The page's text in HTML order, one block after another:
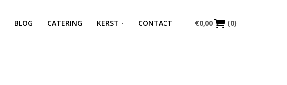
€0,00 (0)
BLOG CATERING KERST CONTACT